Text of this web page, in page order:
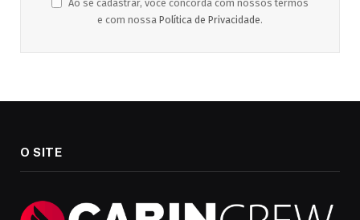
Ao se cadastrar, você concorda com nossos termos
e com nossa Política de Privacidade.
O SITE